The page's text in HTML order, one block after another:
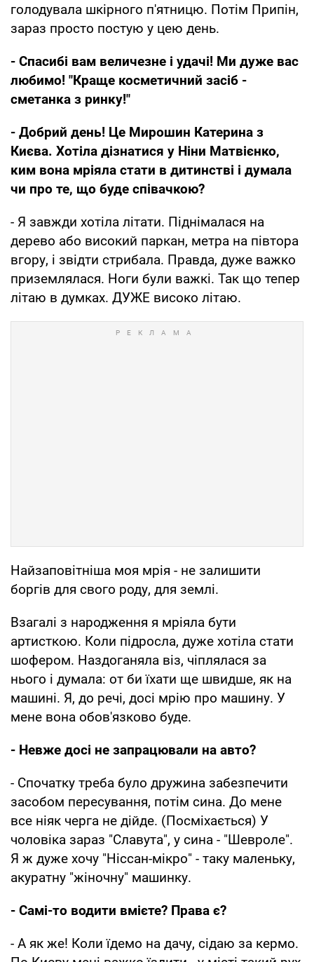
голодувала шкірного п'ятницю. Потiм Припін,
зараз просто постую у цею день.
- Спасибі вам величезне і удачі! Ми дуже вас
любимо! "Краще косметичний засіб -
сметанка з ринку!"
- Добрий день! Це Мирошин Катерина з
Києва. Хотіла дізнатися у Ніни Матвієнко,
ким вона мріяла стати в дитинстві і думала
чи про те, що буде співачкою?
- Я завжди хотіла літати. Піднімалася на
дерево або високий паркан, метра на півтора
вгору, і звідти стрибала. Правда, дуже важко
приземлялася. Ноги були важкі. Так що тепер
літаю в думках. ДУЖЕ високо літаю.
Найзаповітніша моя мрія - не залишити
боргів для свого роду, для землі.
Взагалі з народження я мріяла бути
артисткою. Коли підросла, дуже хотіла стати
шофером. Наздоганяла віз, чіплялася за
нього і думала: от би їхати ще швидше, як на
машині. Я, до речі, досі мрію про машину. У
мене вона обов'язково буде.
- Невже досі не запрацювали на авто?
- Спочатку треба було дружина забезпечити
засобом пересування, потім сина. До мене
все ніяк черга не дійде. (Посміхається) У
чоловіка зараз "Славута", у сина - "Шевроле".
Я ж дуже хочу "Ніссан-мікро" - таку маленьку,
акуратну "жіночну" машинку.
- Самі-то водити вмієте? Права є?
- А як же! Коли їдемо на дачу, сідаю за кермо.